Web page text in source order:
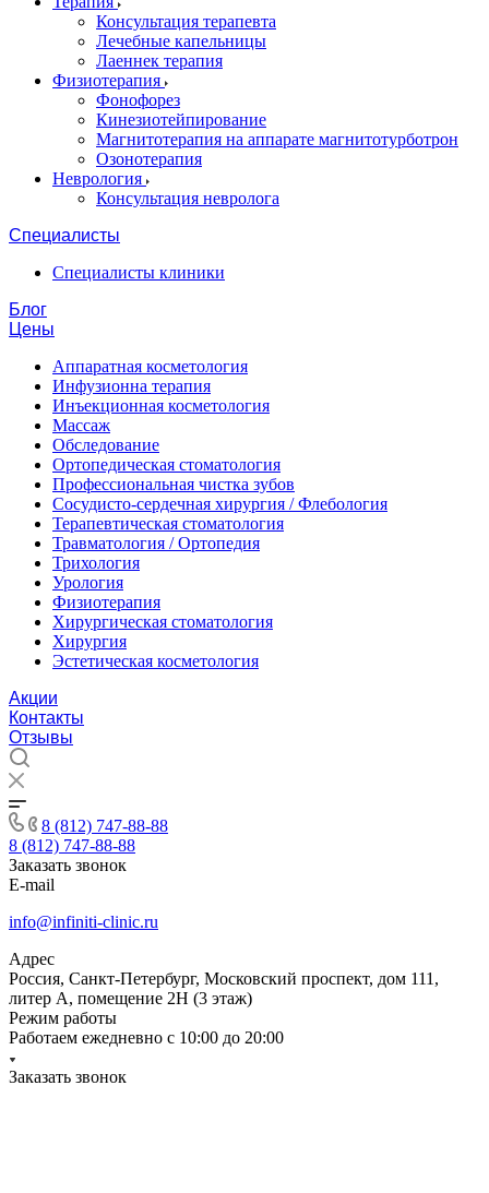
Консультация терапевта
Лечебные капельницы
Лаеннек терапия
Физиотерапия
Фонофорез
Кинезиотейпирование
Магнитотерапия на аппарате магнитотурботрон
Озонотерапия
Неврология
Консультация невролога
Специалисты
Специалисты клиники
Блог
Цены
Аппаратная косметология
Инфузионна терапия
Инъекционная косметология
Массаж
Обследование
Ортопедическая стоматология
Профессиональная чистка зубов
Сосудисто-сердечная хирургия / Флебология
Терапевтическая стоматология
Травматология / Ортопедия
Трихология
Урология
Физиотерапия
Хирургическая стоматология
Хирургия
Эстетическая косметология
Акции
Контакты
Отзывы
8 (812) 747-88-88
8 (812) 747-88-88
Заказать звонок
E-mail
info@infiniti-clinic.ru
Адрес
Россия, Санкт-Петербург, Московский проспект, дом 111,
литер А, помещение 2Н (3 этаж)
Режим работы
Работаем ежедневно с 10:00 до 20:00
Заказать звонок